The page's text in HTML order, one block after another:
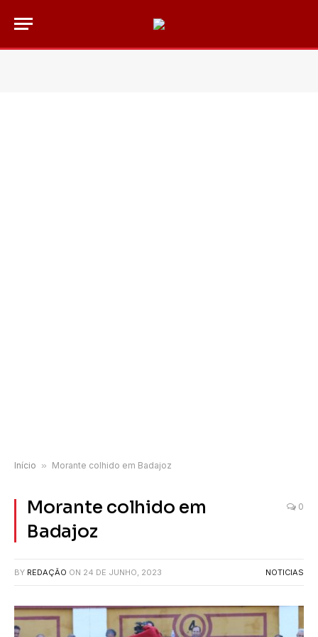
Início » Morante colhido em Badajoz
Morante colhido em
Badajoz
0
BY REDAÇÃO ON 24 DE JUNHO, 2023 NOTICIAS